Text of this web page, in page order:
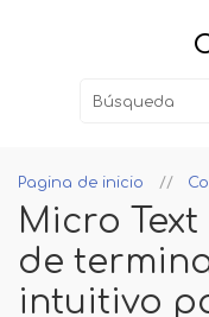
Pagina de inicio
Micro
de
intuitivo